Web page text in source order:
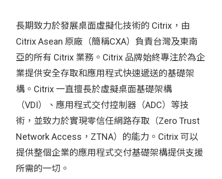
長期致力於發展桌面虛擬化技術的 Citrix，由
Citrix Asean 原廠（簡稱CXA）負責台灣及東南
亞的所有 Citrix 業務。Citrix 品牌始終專注於為企
業提供安全存取和應用程式快速遞送的基礎架
構。Citrix 一直擅長於虛擬桌面基礎架構
（VDI）、應用程式交付控制器（ADC）等技
術，並致力於實現零信任網路存取（Zero Trust
Network Access，ZTNA）的能力。Citrix 可以
提供整個企業的應用程式交付基礎架構提供支援
所需的一切。